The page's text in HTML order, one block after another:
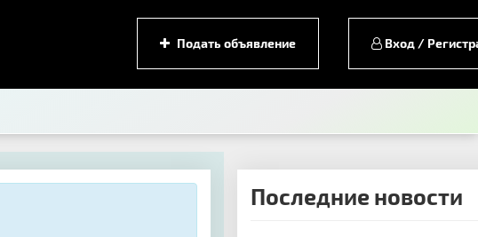
Подать объявление Вход /
Последние новости